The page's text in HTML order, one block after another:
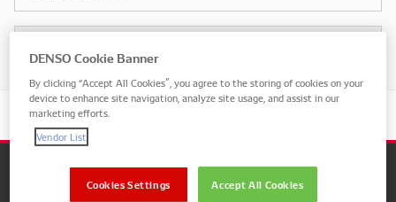
Unternehmen
DENSO Cookie Banner
By clicking “Accept All Cookies”, you agree to the storing of cookies on your
device to enhance site navigation, analyze site usage, and assist in our
marketing efforts.
Vendor List
Accept All Cookies
Cookies Settings